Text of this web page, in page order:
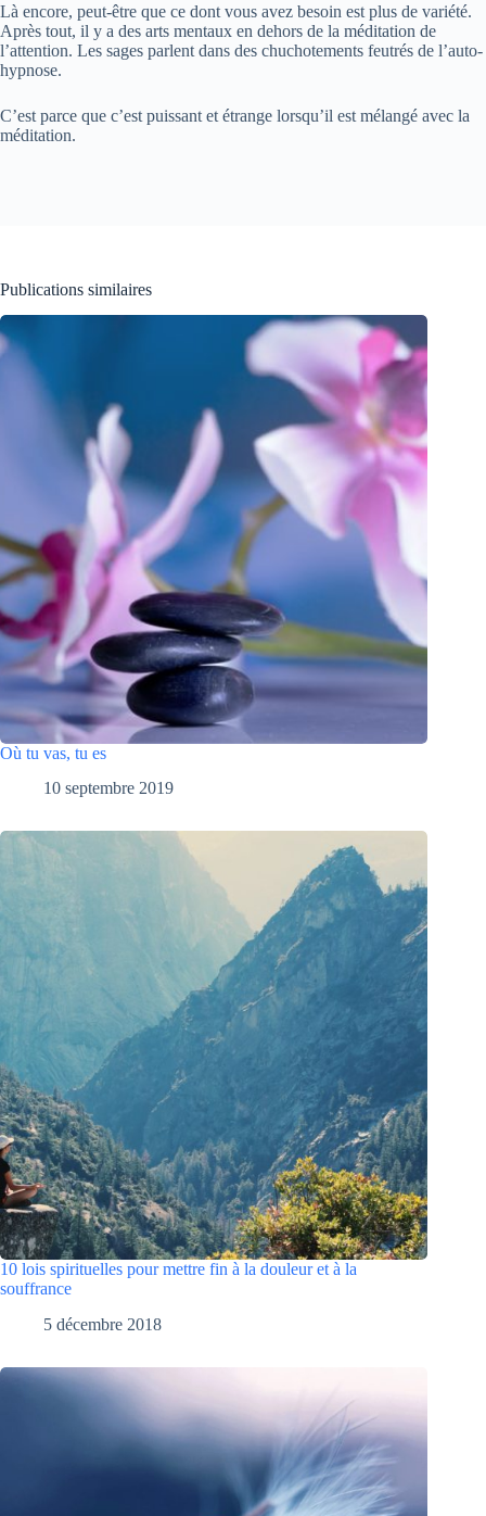
Là encore, peut-être que ce dont vous avez besoin est plus de variété.
Après tout, il y a des arts mentaux en dehors de la méditation de
l’attention. Les sages parlent dans des chuchotements feutrés de l’auto-
hypnose.
C’est parce que c’est puissant et étrange lorsqu’il est mélangé avec la
méditation.
Publications similaires
Où tu vas, tu es
10 septembre 2019
10 lois spirituelles pour mettre fin à la douleur et à la
souffrance
5 décembre 2018